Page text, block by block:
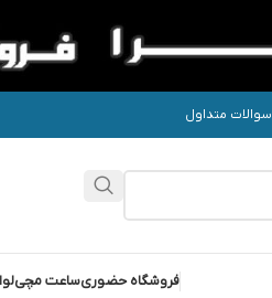
سوالات متداول
فروشگاه حضوریساعت مچی